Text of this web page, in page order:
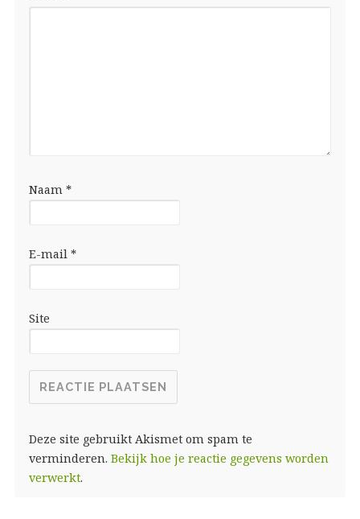
Naam *
E-mail *
Site
Deze site gebruikt Akismet om spam te
verminderen. Bekijk hoe je reactie gegevens worden
verwerkt.